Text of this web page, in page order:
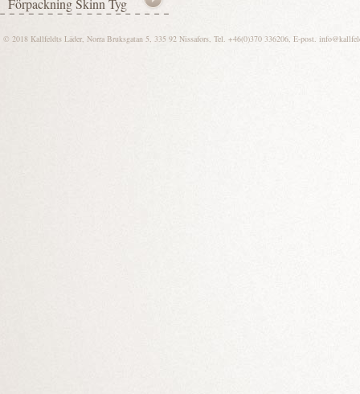
© 2018 Kallfeldts Läder, Norra Bruksgatan 5, 335 92 Nissafors, Tel. +46(0)370 336206, E-post.